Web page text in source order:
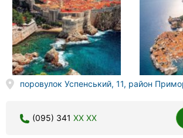
Карпати
поровулок Успенський, 11, район
(095) 341 XX XX